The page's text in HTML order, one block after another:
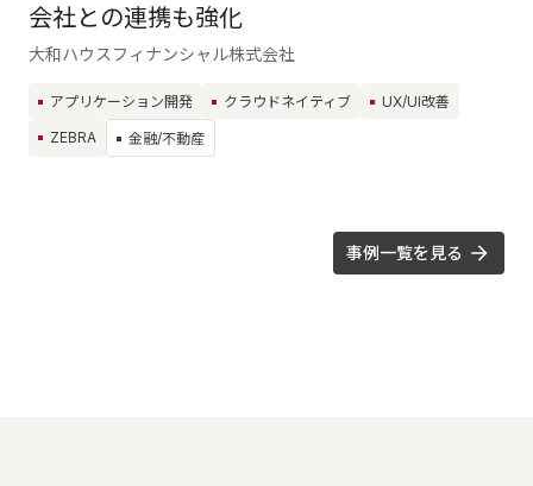
会社との連携も強化
大和ハウスフィナンシャル株式会社
アプリケーション開発 クラウドネイティブ
UX/UI改善
ZEBRA
金融/不動産
事例一覧を見る